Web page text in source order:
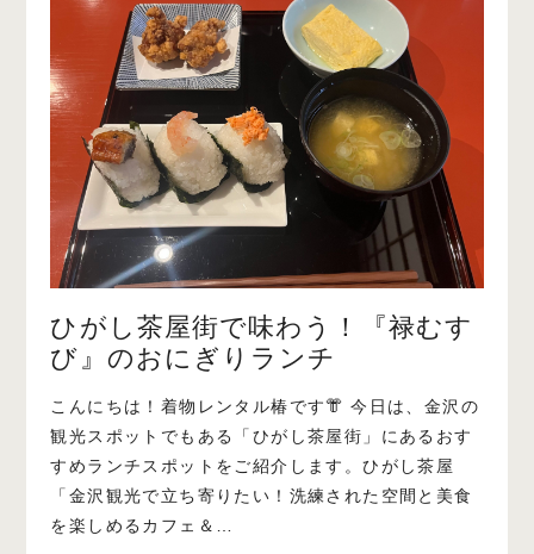
ひがし茶屋街で味わう！『禄むす
び』のおにぎりランチ
こんにちは！着物レンタル椿です👘 今日は、金沢の
観光スポットでもある「ひがし茶屋街」にあるおす
すめランチスポットをご紹介します。ひがし茶屋
「金沢観光で立ち寄りたい！洗練された空間と美食
を楽しめるカフェ＆…